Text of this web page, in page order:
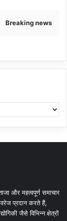
Breaking news
और महत्वपूर्ण समाचार
प्रदान करते हैं,
जैसे विभिन्न क्षेत्रों